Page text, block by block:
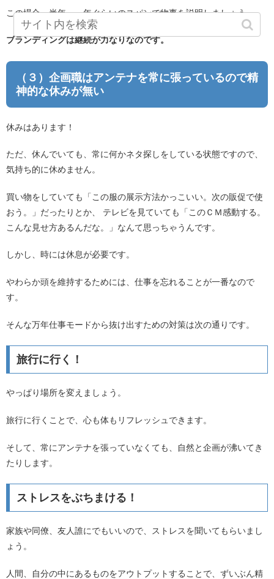
この場合、半年～一年ぐらいのスパンで物事を説明しましょう。
ブランディングは継続が力なりなのです。
（３）企画職はアンテナを常に張っているので精
神的な休みが無い
休みはあります！
ただ、休んでいても、常に何かネタ探しをしている状態ですので、
気持ち的に休めません。
買い物をしていても「この服の展示方法かっこいい。次の販促で使
おう。」だったりとか、 テレビを見ていても「このＣＭ感動する。
こんな見せ方あるんだな。」なんて思っちゃうんです。
しかし、時には休息が必要です。
やわらか頭を維持するためには、仕事を忘れることが一番なので
す。
そんな万年仕事モードから抜け出すための対策は次の通りです。
旅行に行く！
やっぱり場所を変えましょう。
旅行に行くことで、心も体もリフレッシュできます。
そして、常にアンテナを張っていなくても、自然と企画が沸いてき
たりします。
ストレスをぶちまける！
家族や同僚、友人誰にでもいいので、ストレスを聞いてもらいまし
ょう。
人間、自分の中にあるものをアウトプットすることで、ずいぶん精